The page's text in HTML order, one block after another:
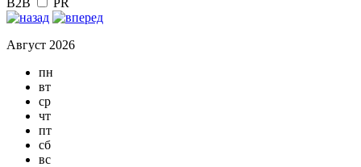
Август 2026
пн
вт
ср
чт
пт
сб
вс